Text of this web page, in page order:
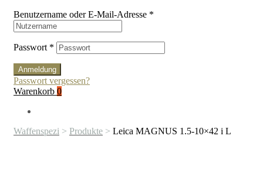
Benutzername oder E-Mail-Adresse *
Passwort *
Anmeldung
Passwort vergessen?
Warenkorb 0
Waffenspezi > Produkte > Leica MAGNUS 1.5-10×42 i L